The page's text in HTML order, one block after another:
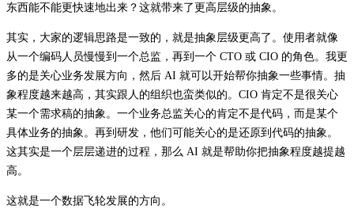
东西能不能更快速地出来？这就带来了更高层级的抽象。
其实，大家的逻辑思路是一致的，就是抽象层级更高了。使用者就像
从一个编码人员慢慢到一个总监，再到一个 CTO 或 CIO 的角色。我更
多的是关心业务发展方向，然后 AI 就可以开始帮你抽象一些事情。抽
象程度越来越高，其实跟人的组织也蛮类似的。CIO 肯定不是很关心
某一个需求稿的抽象。一个业务总监关心的肯定不是代码，而是某个
具体业务的抽象。再到研发，他们可能关心的是还原到代码的抽象。
这其实是一个层层递进的过程，那么 AI 就是帮助你把抽象程度越提越
高。
这就是一个数据飞轮发展的方向。